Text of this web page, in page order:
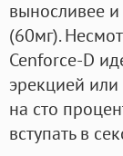
выносливее
(60мг).
Cenforce-D
эрекцией или
на сто
вступать в